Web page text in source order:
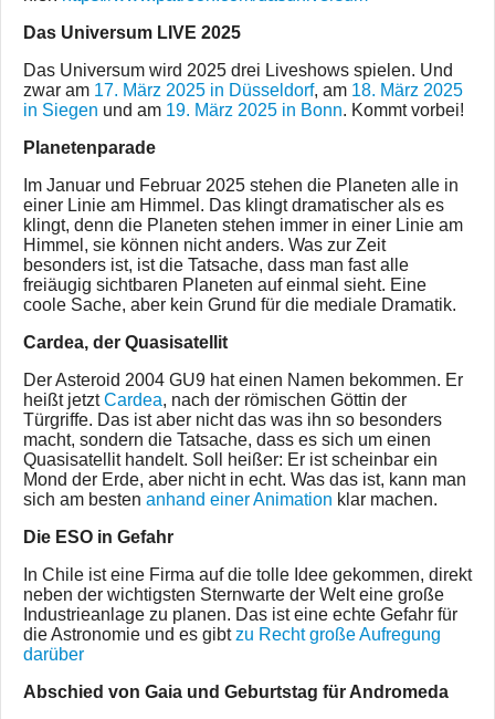
Das Universum LIVE 2025
Das Universum wird 2025 drei Liveshows spielen. Und
zwar am 17. März 2025 in Düsseldorf, am 18. März 2025
in Siegen und am 19. März 2025 in Bonn. Kommt vorbei!
Planetenparade
Im Januar und Februar 2025 stehen die Planeten alle in
einer Linie am Himmel. Das klingt dramatischer als es
klingt, denn die Planeten stehen immer in einer Linie am
Himmel, sie können nicht anders. Was zur Zeit
besonders ist, ist die Tatsache, dass man fast alle
freiäugig sichtbaren Planeten auf einmal sieht. Eine
coole Sache, aber kein Grund für die mediale Dramatik.
Cardea, der Quasisatellit
Der Asteroid 2004 GU9 hat einen Namen bekommen. Er
heißt jetztCardea, nach der römischen Göttin der
Türgriffe. Das ist aber nicht das was ihn so besonders
macht, sondern die Tatsache, dass es sich um einen
Quasisatellit handelt. Soll heißer: Er ist scheinbar ein
Mond der Erde, aber nicht in echt. Was das ist, kann man
sich am besten anhand einer Animation klar machen.
Die ESO in Gefahr
In Chile ist eine Firma auf die tolle Idee gekommen, direkt
neben der wichtigsten Sternwarte der Welt eine große
Industrieanlage zu planen. Das ist eine echte Gefahr für
die Astronomie und es gibtzu Recht große Aufregung
darüber
Abschied von Gaia und Geburtstag für Andromeda